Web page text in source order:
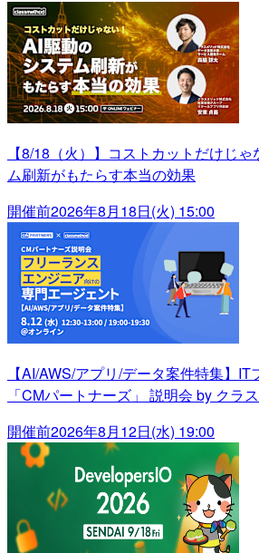
【8/18（火）】コストカットだけじ
ム刷新がもたらす本当の効果
開催前2026年8月18日(火) 15:00
【AI/AWS/アプリ/データ案件特集】
「CMパートナーズ」 説明会 by クラ
開催前2026年8月12日(水) 19:00